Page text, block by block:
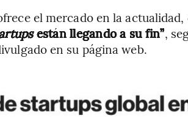
el mercado en la
están llegando a su fin”,
en su página web.